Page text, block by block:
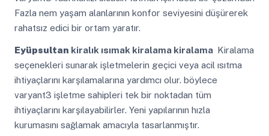
Fazla nem yaşam alanlarının konfor seviyesini düşürerek
rahatsız edici bir ortam yaratır.
Eyüpsultan kiralık ısımak kiralama kiralama Kiralama
seçenekleri sunarak işletmelerin geçici veya acil ısıtma
ihtiyaçlarını karşılamalarına yardımcı olur. böylece
varyant3 işletme sahipleri tek bir noktadan tüm
ihtiyaçlarını karşılayabilirler. Yeni yapılarının hızla
kurumasını sağlamak amacıyla tasarlanmıştır.